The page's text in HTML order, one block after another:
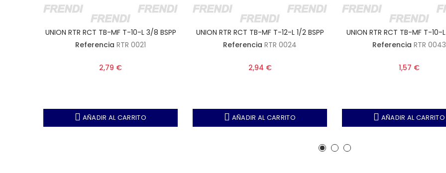
UNION RTR RCT TB-MF T-10-L 3/8 BSPP
Referencia RTR 0021
2,79 €
AÑADIR AL CARRITO
UNION RTR RCT TB-MF T-12-L 1/2 BSPP
Referencia RTR 0024
2,94 €
AÑADIR AL CARRITO
UNION RTR RCT TB-MF T-10-
Referencia RTR 0043
1,57 €
AÑADIR AL CARRITO